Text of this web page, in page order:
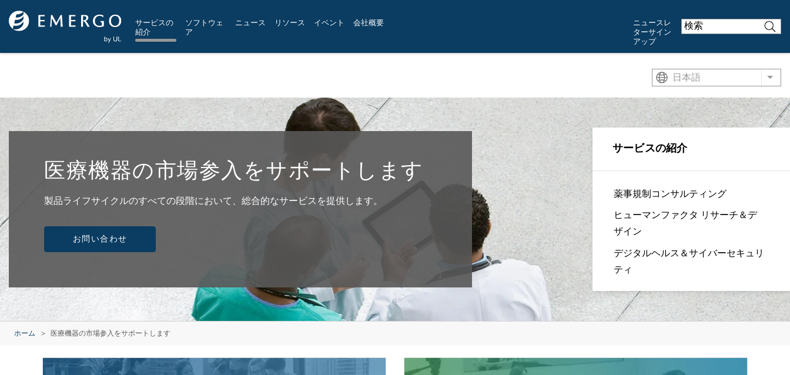
Skip to main content
サービスの
紹介
ソフトウェ
ア
ニュース リソース イベント 会社概要
ニュースレ
ターサイン
アップ
日本語 List
サービスの紹介
薬事規制コンサルティング
ヒューマンファクタ リサーチ＆デ
ザイン
デジタルヘルス＆サイバーセキュリ
ティ
医療機器の市場参入をサポートします
製品ライフサイクルのすべての段階において、総合的なサービスを提供します。
お問い合わせ
ホーム 医療機器の市場参入をサポートします